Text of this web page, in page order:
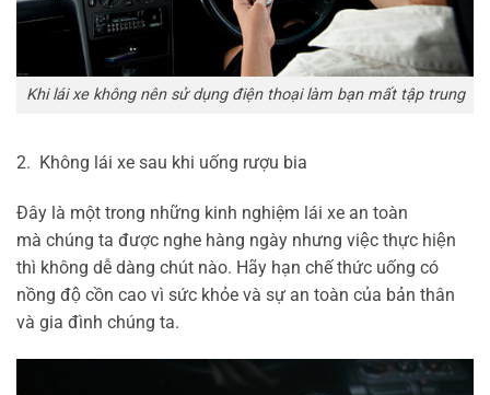
Khi lái xe không nên sử dụng điện thoại làm bạn mất tập trung
2. Không lái xe sau khi uống rượu bia
Đây là một trong những kinh nghiệm lái xe an toàn
mà chúng ta được nghe hàng ngày nhưng việc thực hiện
thì không dễ dàng chút nào. Hãy hạn chế thức uống có
nồng độ cồn cao vì sức khỏe và sự an toàn của bản thân
và gia đình chúng ta.